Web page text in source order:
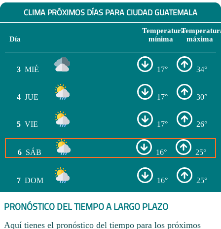
CLIMA PRÓXIMOS DÍAS PARA CIUDAD GUATEMALA
Día
Temperatura
mínima
máxima
3 MIÉ 17° 34°
4 JUE 17° 30°
5 VIE 17° 26°
6 SÁB 16° 25°
7 DOM 16° 25°
PRONÓSTICO DEL TIEMPO A LARGO PLAZO
Aquí tienes el pronóstico del tiempo para los próximos